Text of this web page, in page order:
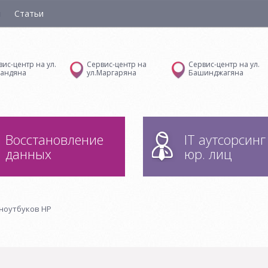
Статьи
центр на ул.
Сервис-центр на
ул.Маргаряна
Сервис-центр на ул.
Башинджагяна
Восстановление
данных
IT
юр. лиц
HP